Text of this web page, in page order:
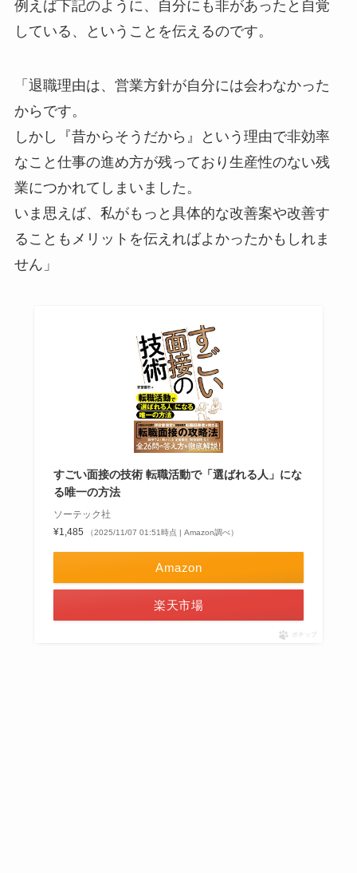
例えば下記のように、自分にも非があったと自覚
している、ということを伝えるのです。
「退職理由は、営業方針が自分には会わなかった
からです。
しかし『昔からそうだから』という理由で非効率
なこと仕事の進め方が残っており生産性のない残
業につかれてしまいました。
いま思えば、私がもっと具体的な改善案や改善す
ることもメリットを伝えればよかったかもしれま
せん」
すごい面接の技術 転職活動で「選ばれる人」にな
る唯一の方法
ソーテック社
¥1,485
（2025/11/07 01:51時点 | Amazon調べ）
Amazon
楽天市場
ポチップ